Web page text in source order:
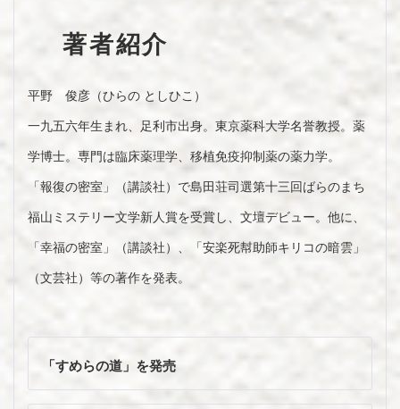
著者紹介
平野 俊彦（ひらの としひこ）
一九五六年生まれ、足利市出身。東京薬科大学名誉教授。薬
学博士。専門は臨床薬理学、移植免疫抑制薬の薬力学。
「報復の密室」（講談社）で島田荘司選第十三回ばらのまち
福山ミステリー文学新人賞を受賞し、文壇デビュー。他に、
「幸福の密室」（講談社）、「安楽死幇助師キリコの暗雲」
（文芸社）等の著作を発表。
投
ナ
「すめらの道」を発売